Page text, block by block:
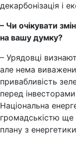
декарбонізація і
– Чи очікувати
на вашу думку?
– Урядовці
але нема
привабливість
перед
Національна
громадськістю
плану з